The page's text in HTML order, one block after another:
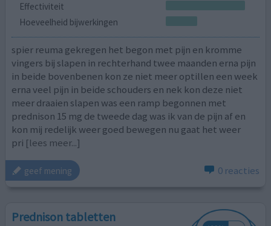
Effectiviteit
Hoeveelheid bijwerkingen
spier reuma gekregen het begon met pijn en kromme
vingers bij slapen in rechterhand twee maanden erna pijn
in beide bovenbenen kon ze niet meer optillen een week
erna veel pijn in beide schouders en nek kon deze niet
meer draaien slapen was een ramp begonnen met
prednison 15 mg de tweede dag was ik van de pijn af en
kon mij redelijk weer goed bewegen nu gaat het weer
pri [lees meer...]
geef mening 0 reacties
Prednison tabletten